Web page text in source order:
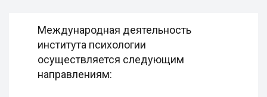
Международная деятельность
института психологии
осуществляется следующим
направлениям: